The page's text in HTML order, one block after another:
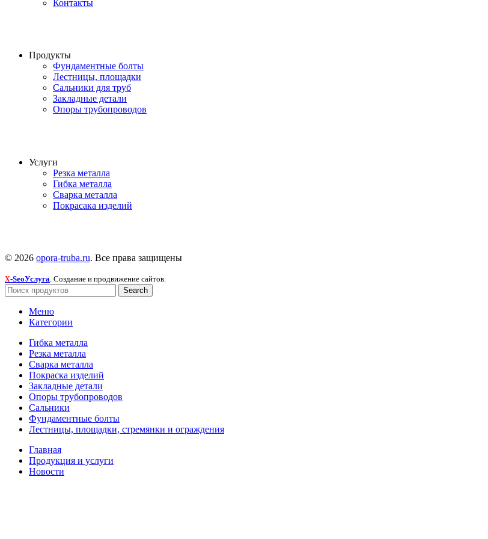
Контакты
Продукты
Фундаментные болты
Лестницы, площадки
Сальники для труб
Закладные детали
Опоры трубопроводов
Услуги
Резка металла
Гибка металла
Сварка металла
Покрасака изделий
© 2026 opora-truba.ru. Все права защищены
X-SeoУслуга. Создание и продвижение сайтов.
Search
Меню
Категории
Гибка металла
Резка металла
Сварка металла
Покраска изделий
Закладные детали
Опоры трубопроводов
Сальники
Фундаментные болты
Лестницы, площадки, стремянки и ограждения
Главная
Продукция и услуги
Новости